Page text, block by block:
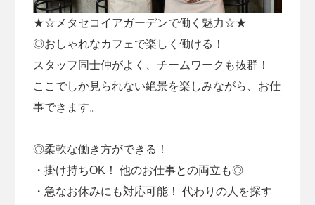
★☆メタセコイアガーデンで働く魅力☆★
◎おしゃれなカフェで楽しく働ける！
スタッフ同士仲がよく、チームワークも抜群！
ここでしか見られない絶景を楽しみながら、お仕
事できます。
◎柔軟な働き方ができる！
・掛け持ちOK！ 他のお仕事との両立も◎
・急なお休みにも対応可能！ 代わりの人を探す